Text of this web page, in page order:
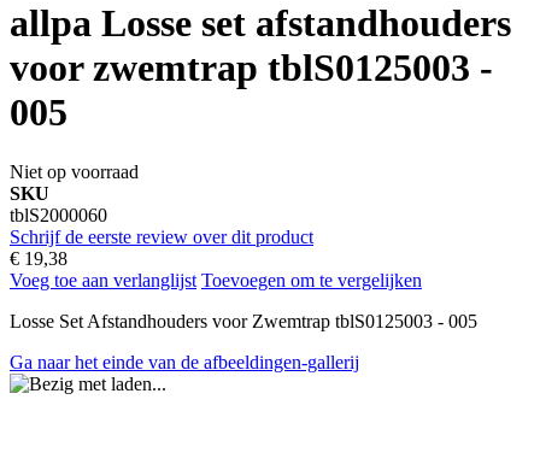
allpa Losse set afstandhouders
voor zwemtrap tblS0125003 -
005
Niet op voorraad
SKU
tblS2000060
Schrijf de eerste review over dit product
€ 19,38
Voeg toe aan verlanglijst Toevoegen om te vergelijken
Losse Set Afstandhouders voor Zwemtrap tblS0125003 - 005
Ga naar het einde van de afbeeldingen-gallerij